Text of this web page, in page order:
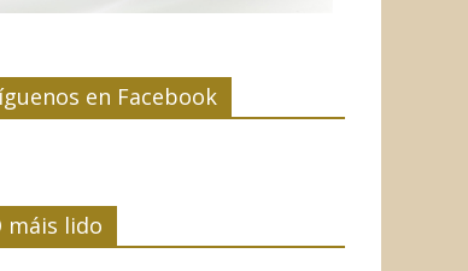
en Facebook
máis lido